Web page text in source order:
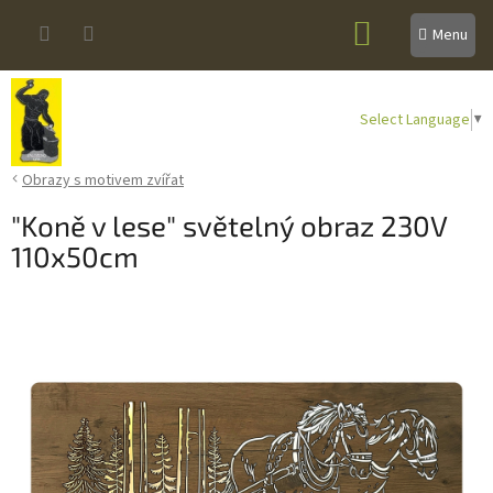
Select Language ▼
NÁKUPNÍ
KOŠÍK
Obrazy s motivem zvířat
"Koně v lese" světelný obraz 230V
110x50cm